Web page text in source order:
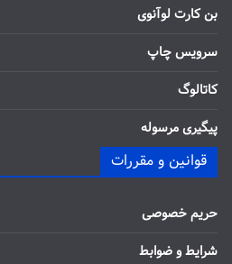
بن کارت لوآنوی
سرویس چاپ
کاتالوگ
پیگیری مرسوله
قوانین و مقررات
حریم خصوصی
شرایط و ضوابط